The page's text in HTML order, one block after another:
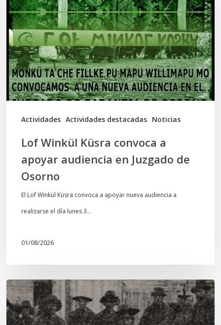
Actividades Actividades destacadas Noticias
convoca
a
apoyar
audiencia
en
Juzgado
Lof Winkül Küsra convoca a
apoyar audiencia en Juzgado de
Osorno
El Lof Winkül Küsra convoca a apoyar nueva audiencia a
realizarse el día lunes 3…
01/08/2026
Chawrakawin:
Palimpsesto
explora